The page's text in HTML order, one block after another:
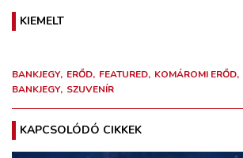
KIEMELT
BANKJEGY ERŐD FEATURED KOMÁROMI ERŐD
BANKJEGY SZUVENÍR
KAPCSOLÓDÓ CIKKEK